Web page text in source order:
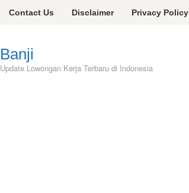
Contact Us Disclaimer Privacy Policy
Banji
Update Lowongan Kerja Terbaru di Indonesia